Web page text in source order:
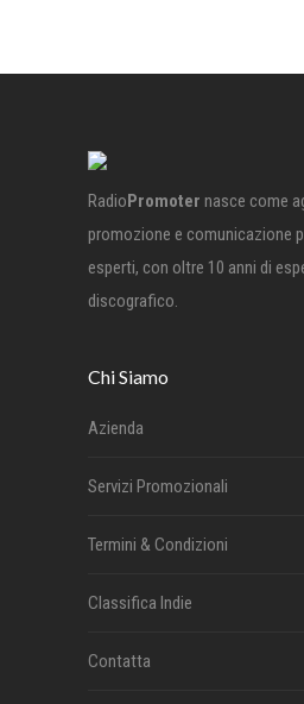
RadioPromoter nasce come
promozione e comunicazione
esperti, con oltre 10 anni di
discografico.
Chi Siamo
Azienda
Servizi Promozionali
Termini & Condizioni
Classifica Indie
Contatta